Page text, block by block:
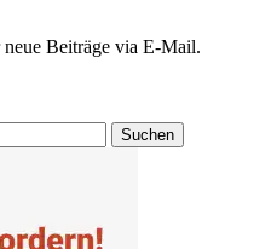
Beiträge via E-Mail.